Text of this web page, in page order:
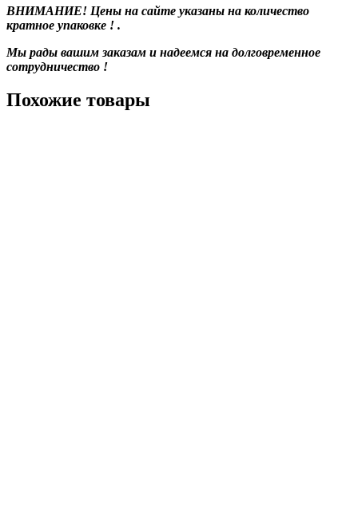
ВНИМАНИЕ! Цены на сайте указаны на количество
кратное упаковке ! .
Мы рады вашим заказам и надеемся на долговременное
сотрудничество !
Похожие товары